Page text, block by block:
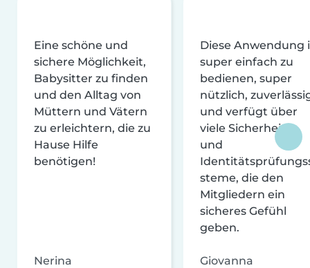
Eine schöne und
sichere Möglichkeit,
Babysitter zu finden
und den Alltag von
Müttern und Vätern
zu erleichtern, die zu
Hause Hilfe
benötigen!
Nerina
Diese Anwendung
super einfach zu
bedienen, super
nützlich,
und verfügt über
viele Sicherheits-
und
steme, die den
Mitgliedern ein
sicheres Gefühl
geben.
Giovanna